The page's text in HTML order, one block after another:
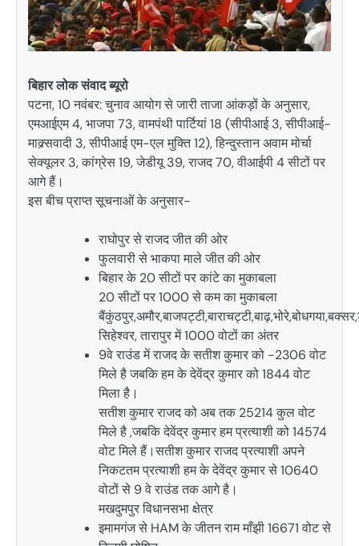
बिहार लोक संवाद ब्यूरो
पटना, 10 नवंबर: चुनाव आयोग से जारी ताजा आंकड़ों के अनुसार,
एमआईएम 4, भाजपा 73, वामपंथी पार्टियां 18 (सीपीआई 3, सीपीआई-
माक्र्सवादी 3, सीपीआई एम-एल मुक्ति 12), हिन्दुस्तान अवाम मोर्चा
सेक्यूलर 3, कांग्रेस 19, जेडीयू 39, राजद 70, वीआईपी 4 सीटों पर
आगे हैं।
इस बीच प्राप्त सूचनाओं के अनुसार-
राघोपुर से राजद जीत की ओर
फुलवारी से भाकपा माले जीत की ओर
बिहार के 20 सीटों पर कांटे का मुकाबला
20 सीटों पर 1000 से कम का मुकाबला
सिहेश्वर, तारापुर में 1000 वोटों का अंतर
9वे राउंड में राजद के सतीश कुमार को -2306 वोट
मिले है जबकि हम के देवेंद्र कुमार को 1844 वोट
मिला है।
सतीश कुमार राजद को अब तक 25214 कुल वोट
मिले है ,जबकि देवेंद्र कुमार हम प्रत्याशी को 14574
वोट मिले हैं।सतीश कुमार राजद प्रत्याशी अपने
निकटतम प्रत्याशी हम के देवेंद्र कुमार से 10640
वोटों से 9 वे राउंड तक आगे है।
मखदुमपुर विधानसभा क्षेत्र
इमामगंज से HAM के जीतन राम माँझी 16671 वोट से